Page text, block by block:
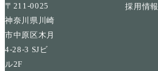
〒211-0025
神奈川県川崎
市中原区木月
4-28-3 SJビ
ル2F
採用情報